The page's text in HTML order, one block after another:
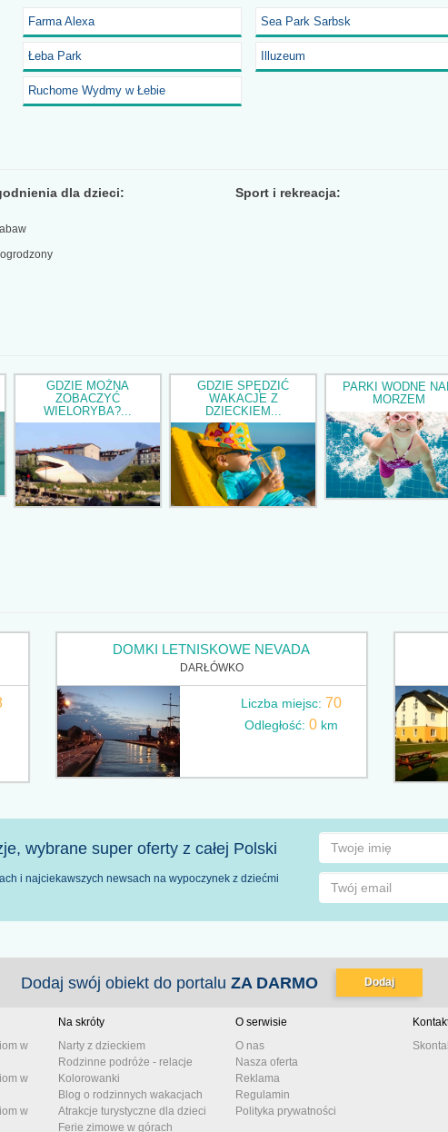
Farma Alexa Sea Park Sarbsk
Łeba Park Illuzeum
Ruchome Wydmy w Łebie
dla dzieci: Sport i rekreacja:
GDZIE MOŻNA
ZOBACZYĆ
WIELORYBA?...
GDZIE SPĘDZIĆ
WAKACJE Z
DZIECKIEM...
PARKI WODNE
MORZEM
DOMKI LETNISKOWE NEVADA
DARŁÓWKO
Liczba miejsc: 70
Odległość:0 km
wybrane super oferty z całej Polski
i najciekawszych newsach na wypoczynek z dziećmi
Dodaj swój obiekt do portalu ZA DARMO Dodaj
w
w
w
Na skróty
Narty z dzieckiem
Rodzinne podróże - relacje
Kolorowanki
Blog o rodzinnych wakacjach
Atrakcje turystyczne dla dzieci
Ferie zimowe w górach
O serwisie
O nas
Nasza oferta
Reklama
Regulamin
Polityka prywatności